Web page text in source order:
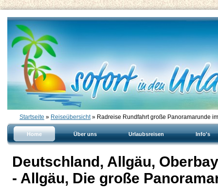
Startseite » Reiseübersicht» Radreise Rundfahrt große Panoramarunde
Home Über uns Urlaubsreisen Info's
Deutschland, Allgäu,
- Allgäu, Die große